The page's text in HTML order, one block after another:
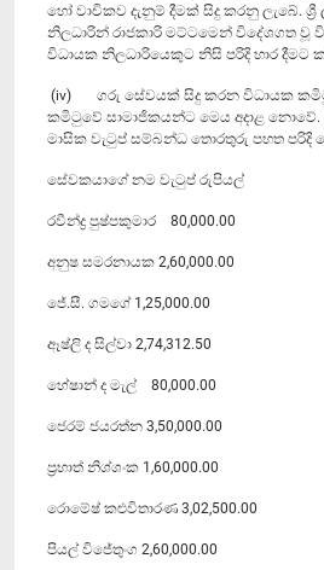
හෝ වාචිකව දැනුම් දීමක් සිදු කරනු ලැබේ.
නිලධාරින් රාජකාරි මට්ටමෙන් විදේශගත වූ
විධායක නිලධාරියෙකුට නිසි පරිදි භාර දීමට
(iv) ගරු සේවයක් සිදු කරන විධායක
කමිටුවේ සාමාජිකයන්ට මෙය අදාළ
මාසික වැටුප් සම්බන්ධ තොරතුරු පහත පරිදි
සේවකයාගේ නම වැටුප් රුපියල්
රවීන්ද්‍ර පුෂ්පකුමාර 80,000.00
අනුෂ සමරනායක 2,60,000.00
ජේ.සී. ගමගේ 1,25,000.00
ඈෂ්ලි ද සිල්වා 2,74,312.50
හේෂාන් ද මැල් 80,000.00
ජෙරම් ජයරත්න 3,50,000.00
ප්‍රභාත් නිශ්ශංක 1,60,000.00
රොමේෂ් කළුවිතාරණ 3,02,500.00
පියල් විජේතුංග 2,60,000.00